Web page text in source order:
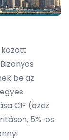
között
be az
CIF (azaz
5%-os